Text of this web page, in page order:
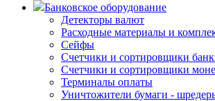
Банковское оборудование
Детекторы валют
Расходные материалы и
Сейфы
Счетчики и сортировщики
Счетчики и сортировщики
Терминалы оплаты
Уничтожители бумаги -